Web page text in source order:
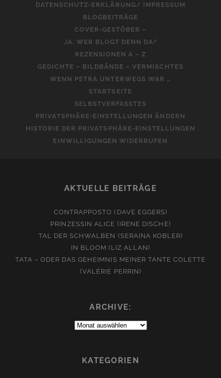
DATENSCHUTZ-ERKLÄRUNG/ IMPRESSUM
BLOGBEITRÄGE
COVER-GESTÖBER –
JA, WER BLOGT DENN DA?
REZENSIONEN A – Z
GEDICHTE – BILDBÄNDE – VERMISCHTES
WENN PETRA UNTERWEGS WAR …
STARTSEITE
SELBSTVERFASSTES
PRIVATSPHÄRE-EINSTELLUNGEN ÄNDERN
HISTORIE DER PRIVATSPHÄRE-EINSTELLUNGEN
EINWILLIGUNGEN WIDERRUFEN
AKTUELLE BEITRÄGE
CONTRAPPOSTO (DAVE EGGERS)
PRINZESSIN ALICE (IRENE DISCHE)
TAL DER SCHWALBEN (SERAINA KOBLER)
IN BLOOM (LIZ ALLAN)
TATA – ODER DAS GEHEIMNIS MEINER TANTE COLETTE
(VALÉRIE PERRIN)
ARCHIVE:
Archive:
KATEGORIEN